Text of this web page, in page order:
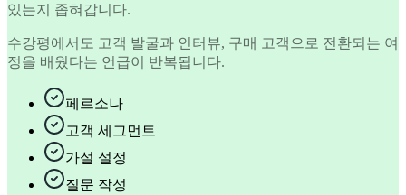
있는지 좁혀갑니다.
수강평에서도 고객 발굴과 인터뷰, 구매 고객으로 전환되는 여
정을 배웠다는 언급이 반복됩니다.
페르소나
고객 세그먼트
가설 설정
질문 작성